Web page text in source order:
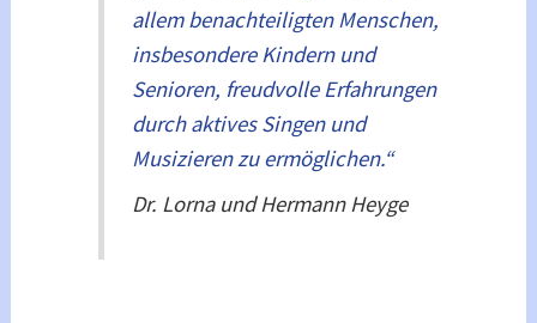
allem benachteiligten Menschen,
insbesondere Kindern und
Senioren, freudvolle Erfahrungen
durch aktives Singen und
Musizieren zu ermöglichen.“
Dr. Lorna und Hermann Heyge